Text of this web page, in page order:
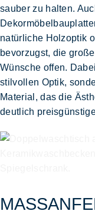
sauber zu halten.
natürliche Holzoptik
bevorzugst, die
Wünsche offen.
stilvollen Optik,
Material , das die
deutlich